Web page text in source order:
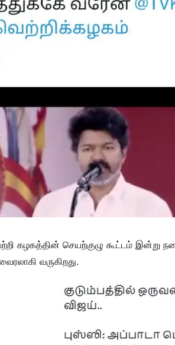
கழகத்தின் செயற்குழு கூட்டம் இன்று
வருகிறது.